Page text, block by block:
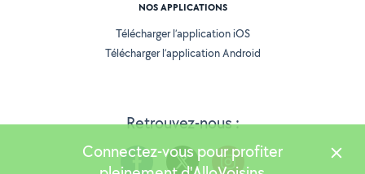
Retrouvez-nous :
NOS APPLICATIONS
Télécharger l’application iOS
Télécharger l’application Android
Connectez-vous pour profiter